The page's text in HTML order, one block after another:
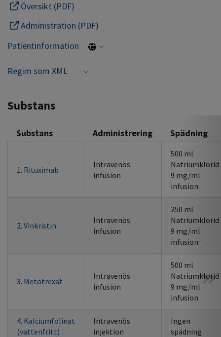
Översikt (PDF)
Administration (PDF)
Patientinformation
Regim som XML
Substans
Substans Administrering Spädning
1. Rituximab
Intravenös
infusion
500 ml
Natriumklorid
9 mg/ml
infusion
2. Vinkristin
Intravenös
infusion
250 ml
Natriumklorid
9 mg/ml
infusion
3. Metotrexat
Intravenös
infusion
500 ml
Natriumklorid
9 mg/ml
infusion
4. Kalciumfolinat
(vattenfritt)
Intravenös
injektion
Ingen
spädning